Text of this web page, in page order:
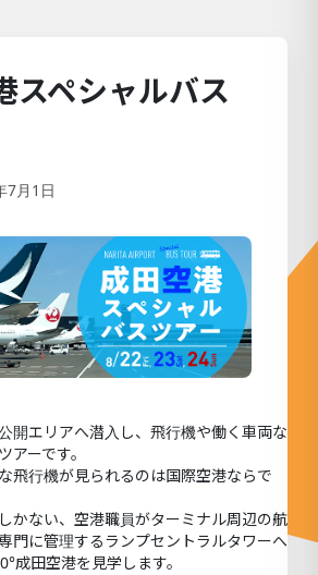
スペシャルバス
7月1日
開エリアへ潜入し、飛行機や働く車両な
アーです。
飛行機が見られるのは国際空港ならで
かない、空港職員がターミナル周辺の航
門に管理するランプセントラルタワーへ
成田空港を見学します。